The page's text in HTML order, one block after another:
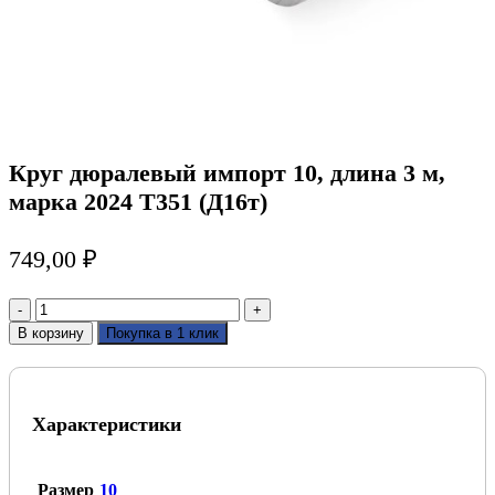
Круг дюралевый импорт 10, длина 3 м,
марка 2024 T351 (Д16т)
749,00 ₽
Количество
товара
Круг
дюралевый
длина
марка
В корзину Покупка в 1 клик
Характеристики
Размер 10